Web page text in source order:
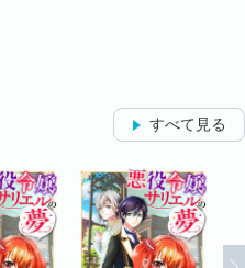
すべて見る